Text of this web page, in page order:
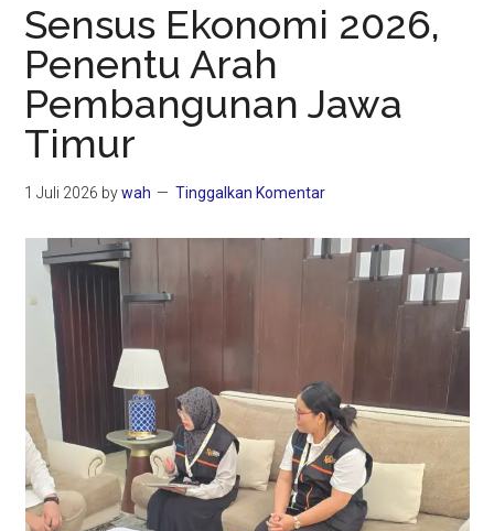
Sensus Ekonomi 2026,
Penentu Arah
Pembangunan Jawa
Timur
1 Juli 2026 bywah Tinggalkan Komentar